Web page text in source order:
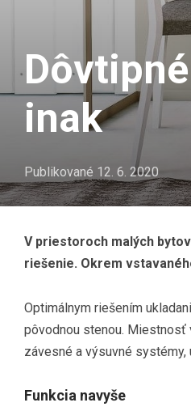
inak
Publikované 12. 6. 2020
V priestoroch malých
riešenie. Okrem
Optimálnym riešením
pôvodnou stenou. Miestnosť
závesné a výsuvné systémy,
Funkcia navyše